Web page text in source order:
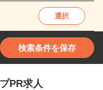
選択
検索条件を保存
PR求人